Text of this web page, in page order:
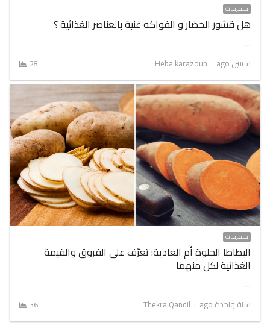
متفرقات
هل قشور الخضار و الفواكه غنية بالعناصر الغذائية ؟
…
سنتين ago
Author
Heba karazoun
28
متفرقات
البطاطا الحلوة أم العادية: تعرّف على الفروق والقيمة
الغذائية لكل منهما
…
سنة واحدة ago
Author
Thekra Qandil
36